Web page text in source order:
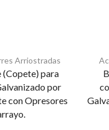
Arriostradas
(Copete) para
por
con Opresores